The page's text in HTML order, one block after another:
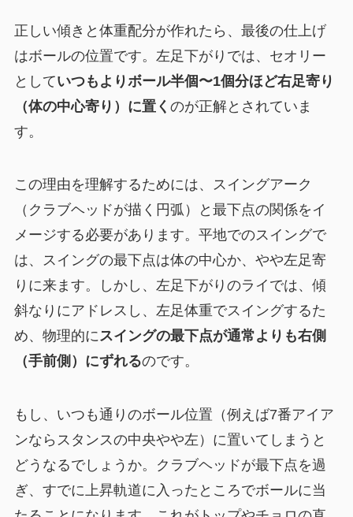
正しい傾きと体重配分が作れたら、最後の仕上げ
はボールの位置です。左足下がりでは、セオリー
としていつもよりボール半個〜1個分ほど右足寄り
（体の中心寄り）に置く のが正解とされていま
す。
この理由を理解するためには、スイングアーク
（クラブヘッドが描く円弧）と最下点の関係をイ
メージする必要があります。平地でのスイングで
は、スイングの最下点は体の中心か、やや左足寄
りに来ます。しかし、左足下がりのライでは、傾
斜なりにアドレスし、左足体重でスイングするた
め、物理的にスイングの最下点が通常よりも右側
（手前側）にずれるのです。
もし、いつも通りのボール位置（例えば7番アイア
ンならスタンスの中央やや左）に置いてしまうと
どうなるでしょうか。クラブヘッドが最下点を過
ぎ、すでに上昇軌道に入ったところでボールに当